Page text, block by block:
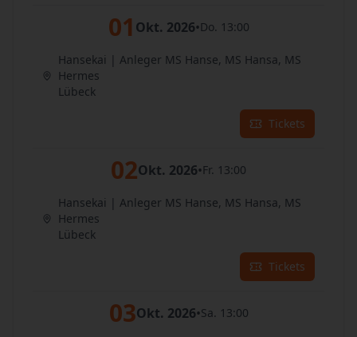
01 Okt. 2026•Do. 13:00
Hansekai | Anleger MS Hanse, MS Hansa, MS
Hermes
Lübeck
Tickets
02Okt. 2026•Fr. 13:00
Hansekai | Anleger MS Hanse, MS Hansa, MS
Hermes
Lübeck
Tickets
03Okt. 2026•Sa. 13:00